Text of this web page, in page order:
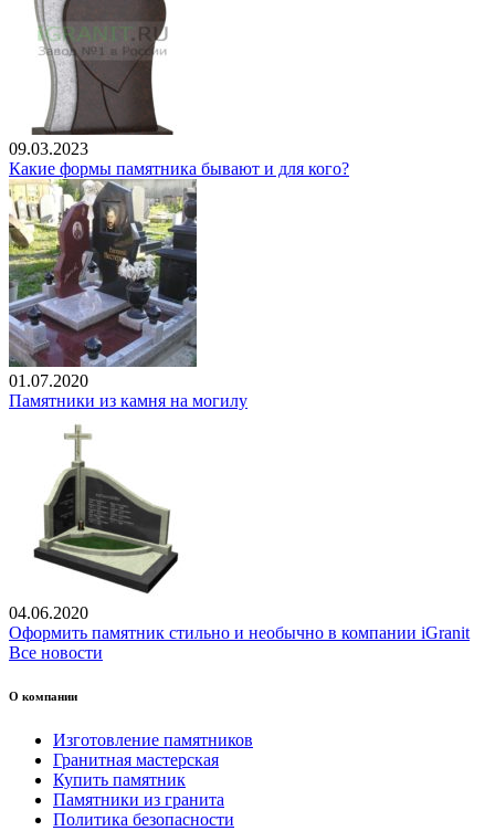
09.03.2023
Какие формы памятника бывают и для кого?
01.07.2020
Памятники из камня на могилу
04.06.2020
Оформить памятник стильно и необычно в компании iGranit
Все новости
О компании
Изготовление памятников
Гранитная мастерская
Купить памятник
Памятники из гранита
Политика безопасности